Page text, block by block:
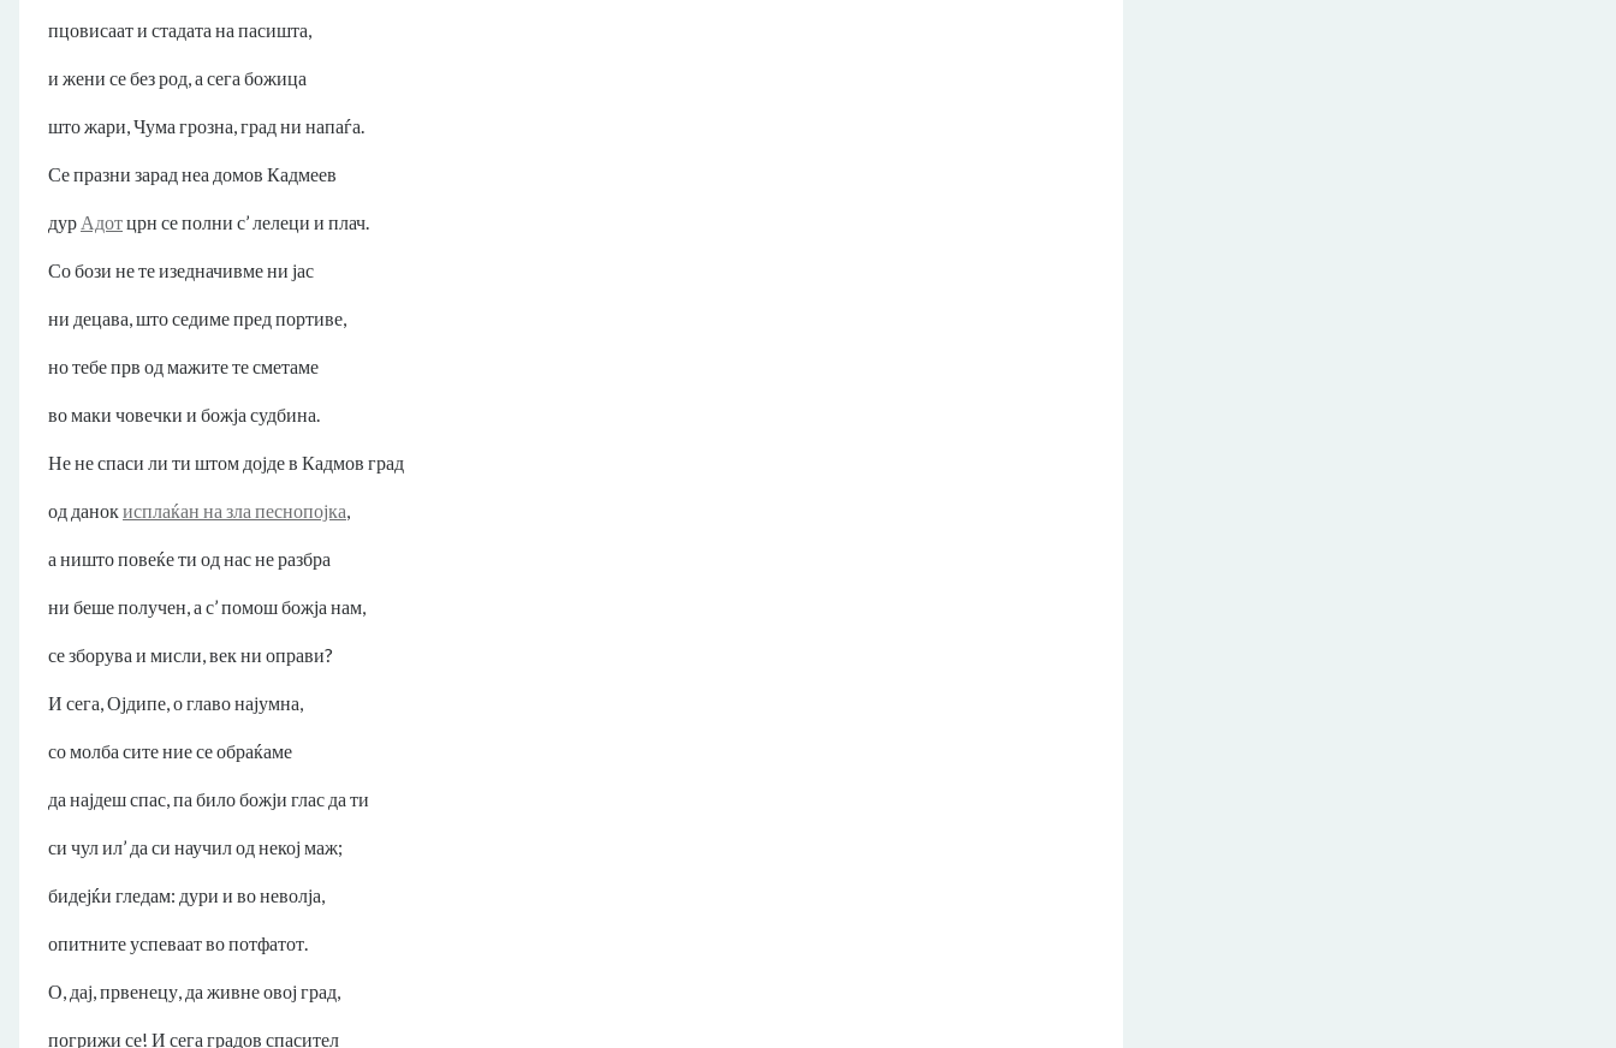
пцовисаат и стадата на пасишта,
и жени се без род, а сега божица
што жари, Чума грозна, град ни напаѓа.
Се празни зарад неа домов Кадмеев
дур Адотцрн се полни с’ лелеци и плач.
Со бози не те изедначивме ни јас
ни децава, што седиме пред портиве,
но тебе прв од мажите те сметаме
во маки човечки и божја судбина.
Не не спаси ли ти штом дојде в Кадмов град
од данокисплаќан на зла песнопојка,
а ништо повеќе ти од нас не разбра
ни беше получен, а с’ помош божја нам,
се зборува и мисли, век ни оправи?
И сега, Ојдипе, о главо најумна,
со молба сите ние се обраќаме
да најдеш спас, па било божји глас да ти
си чул ил’ да си научил од некој маж;
бидејќи гледам: дури и во неволја,
опитните успеваат во потфатот.
О, дај, првенецу, да живне овој град,
погрижи се! И сега градов спасител